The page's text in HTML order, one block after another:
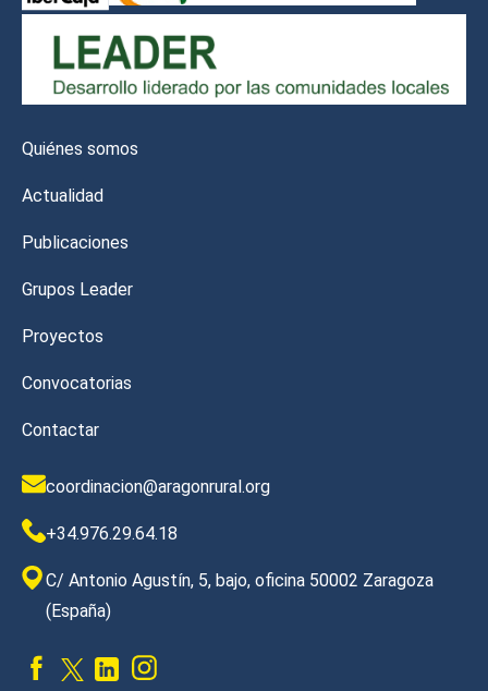
Quiénes somos
Actualidad
Publicaciones
Grupos Leader
Proyectos
Convocatorias
Contactar
coordinacion@aragonrural.org
+34.976.29.64.18
C/ Antonio Agustín, 5, bajo, oficina 50002 Zaragoza
(España)